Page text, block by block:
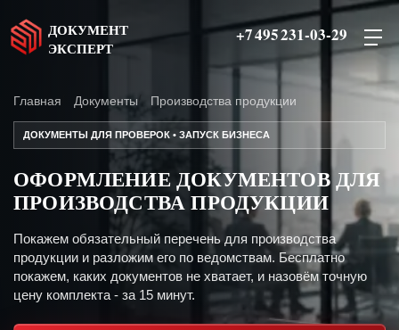
ДОКУМЕНТ
ЭКСПЕРТ
+7 495 231-03-29
Главная Документы Производства продукции
ДОКУМЕНТЫ ДЛЯ ПРОВЕРОК • ЗАПУСК БИЗНЕСА
ОФОРМЛЕНИЕ ДОКУМЕНТОВ ДЛЯ
ПРОИЗВОДСТВА ПРОДУКЦИИ
Покажем обязательный перечень для производства
продукции и разложим его по ведомствам. Бесплатно
покажем, каких документов не хватает, и назовём точную
цену комплекта - за 15 минут.